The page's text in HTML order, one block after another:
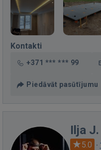
Kontakti
+371 *** *** 99
Piedāvāt pasūtījumu
Ilja J.
5.0 ·